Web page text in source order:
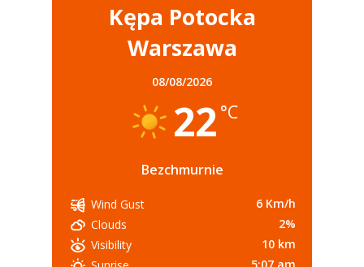
Kępa Potocka
Warszawa
08/08/2026
22 °C
Bezchmurnie
Wind Gust
6 Km/h
Clouds
2%
Visibility
10 km